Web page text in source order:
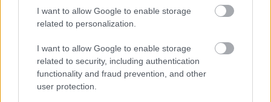
I want to allow Google to enable storage
related to personalization.
I want to allow Google to enable storage
related to security, including authentication
functionality and fraud prevention, and other
user protection.
HÍREK